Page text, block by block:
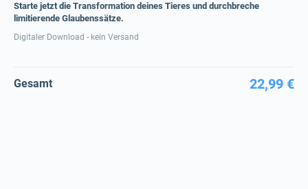
Starte jetzt die Transformation deines Tieres und durchbreche
limitierende Glaubenssätze.
Digitaler Download - kein Versand
Gesamt 22,99 €